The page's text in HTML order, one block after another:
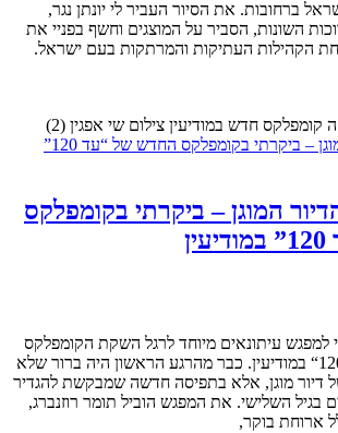
ברחובות. את הסיור העביר לי יונתן נגר,
השונות, הסביר על המוצגים וחשף בפניי את
הקהילות העתיקות והמרתקות בעם ישראל.
הצצה לעתיד הדיור המוגן – ביקרתי בקומפלקס החדש של “עד 120”
המוגן – ביקרתי בקומפלקס
למפגש עיתונאים מיוחד לרגל השקת הקומפלקס
החדש של רשת “עד 120“ במודיעין. כבר מהרגע הראשון היה ברור שלא
דיור מוגן, אלא בתפיסה חדשה שמבקשת להגדיר
השלישי. את המפגש הוביל תומר רוזנברג,
ארוחת בוקר,